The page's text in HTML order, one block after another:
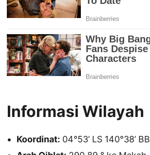
Informasi Wilayah
Koordinat: 04°53’ LS 140°38’ BB